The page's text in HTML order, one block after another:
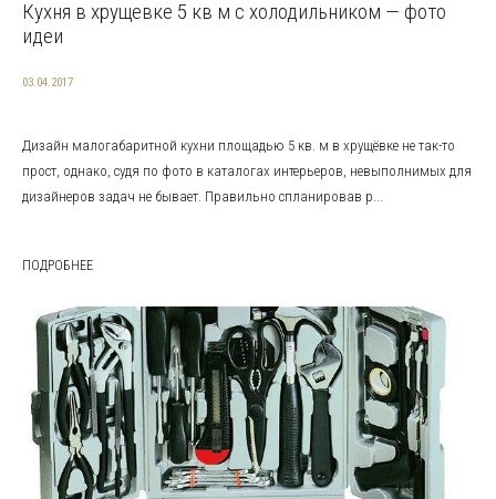
Кухня в хрущевке 5 кв м с холодильником — фото
идеи
03.04.2017
Дизайн малогабаритной кухни площадью 5 кв. м в хрущёвке не так-то
прост, однако, судя по фото в каталогах интерьеров, невыполнимых для
дизайнеров задач не бывает. Правильно спланировав р...
ПОДРОБНЕЕ